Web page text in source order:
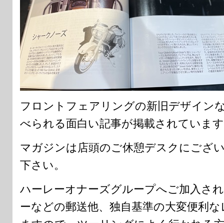
フロントフェアリングの新旧デザイン
べられる面白い記事が掲載されていま
マガジンは店頭のご休憩デスクにござ
下さい。
ハーレーオナーズグループへご加入さ
ーなどの郵送他、独自基準の大変便利